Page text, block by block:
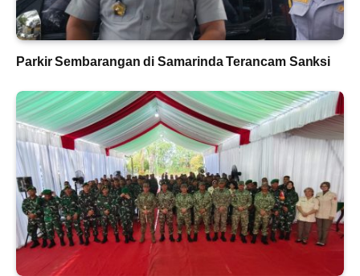
Parkir Sembarangan di Samarinda Terancam Sanksi